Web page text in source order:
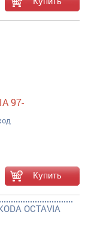
97-
OCTAVIA